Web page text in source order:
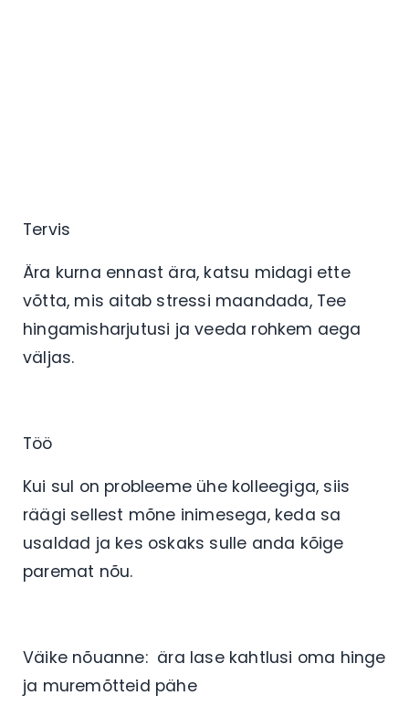
Tervis
Ära kurna ennast ära, katsu midagi ette
võtta, mis aitab stressi maandada, Tee
hingamisharjutusi ja veeda rohkem aega
väljas.
Töö
Kui sul on probleeme ühe kolleegiga, siis
räägi sellest mõne inimesega, keda sa
usaldad ja kes oskaks sulle anda kõige
paremat nõu.
Väike nõuanne: ära lase kahtlusi oma hinge
ja muremõtteid pähe